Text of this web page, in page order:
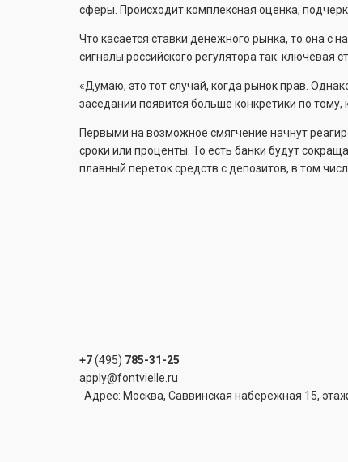
сферы. Происходит комплексная оценка,
Что касается ставки денежного рынка, то она с
сигналы российского регулятора так: ключевая
«Думаю, это тот случай, когда рынок прав.
заседании появится больше конкретики по тому,
Первыми на возможное смягчение начнут
сроки или проценты. То есть банки будут
плавный переток средств с депозитов, в том
+7(495) 785-31-25
apply@fontvielle.ru
Адрес: Москва, Саввинская набережная 15,